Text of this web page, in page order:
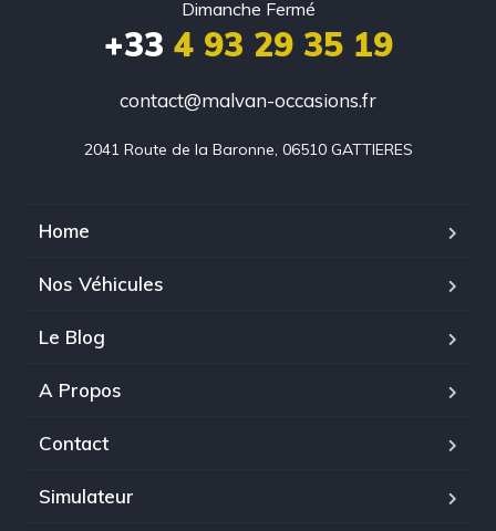
Dimanche Fermé
+33 4 93 29 35 19
contact@malvan-occasions.fr
2041 Route de la Baronne, 06510 GATTIERES
Home
Nos Véhicules
Le Blog
A Propos
Contact
Simulateur